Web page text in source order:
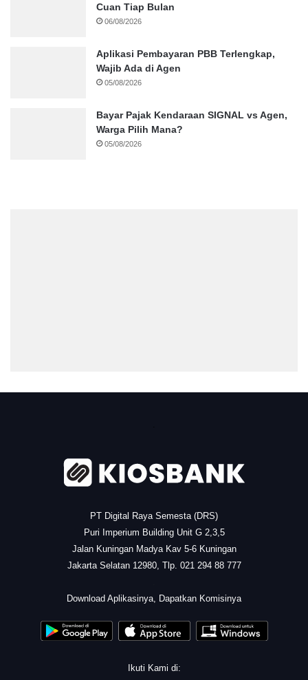
Cuan Tiap Bulan
06/08/2026
Aplikasi Pembayaran PBB Terlengkap,
Wajib Ada di Agen
05/08/2026
Bayar Pajak Kendaraan SIGNAL vs Agen,
Warga Pilih Mana?
05/08/2026
PT Digital Raya Semesta (DRS)
Puri Imperium Building Unit G 2,3,5
Jalan Kuningan Madya Kav 5-6 Kuningan
Jakarta Selatan 12980, Tlp. 021 294 88 777
Download Aplikasinya, Dapatkan Komisinya
Ikuti Kami di: